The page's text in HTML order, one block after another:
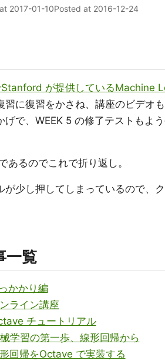
2017-01-10Posted at 2016-12-24
が提供しているMachine
習に復習をかさね、講座のビデオ
げで、WEEK 5 の修了テストもよ
あるのでこれで折り返し。
が少し押してしまっているので、
一覧
かかり編
ライン講座
チュートリアル
学習の第一歩、線形回帰から
回帰をOctave で実装する